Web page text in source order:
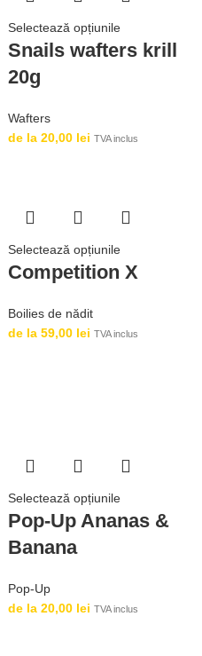
Selectează opțiunile
Snails wafters krill
20g
Wafters
de la 20,00 lei TVA inclus
Selectează opțiunile
Competition X
Boilies de nădit
de la 59,00 lei TVA inclus
Selectează opțiunile
Pop-Up Ananas &
Banana
Pop-Up
de la 20,00 lei TVA inclus